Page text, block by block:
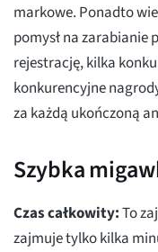
markowe. Ponadto
pomysł na zarabianie
rejestrację, kilka
konkurencyjne
za każdą ukończoną
Szybka
Czas całkowity:To
zajmuje tylko kilka